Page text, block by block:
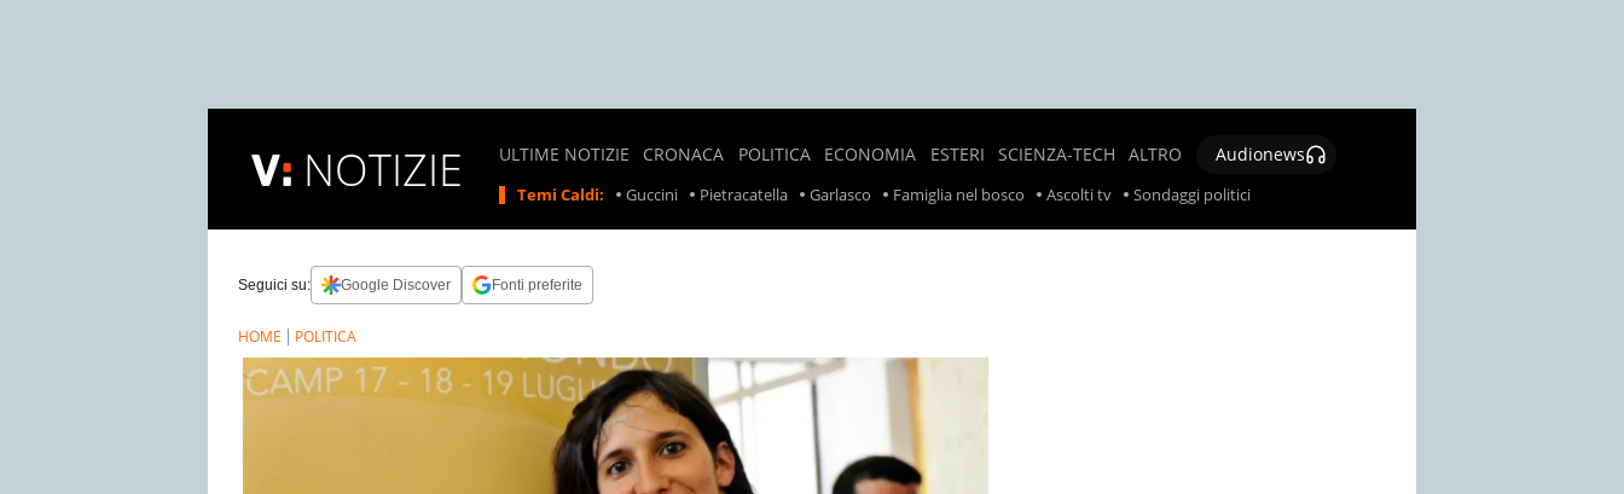
NOTIZIE ULTIME NOTIZIE
CRONACA
LOCALI
SUL
LAVORO
RITIRO
PRODOTTI
ALIMENTARI
POLITICA
POLITICI
ECONOMIA
ESTERI
ESTERA
SCIENZA-TECH
ALTRO
Audionews
Temi Caldi: Guccini Pietracatella Garlasco Famiglia nel bosco Ascolti tv Sondaggi politici
Seguici su: Google Discover Fonti preferite
HOME POLITICA